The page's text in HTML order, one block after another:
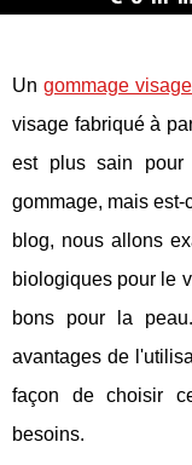
Un gommage
visage fabriqué à
est plus sain
gommage, mais
blog, nous allons
biologiques pour le
bons pour la
avantages de
façon de choisir
besoins.